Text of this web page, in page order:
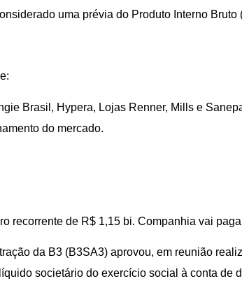
uma prévia do Produto Interno Bruto
Brasil, Hypera, Lojas Renner, Mills e
do mercado.
recorrente de R$ 1,15 bi. Companhia vai
da B3 (B3SA3) aprovou, em reunião
societário do exercício social à conta de